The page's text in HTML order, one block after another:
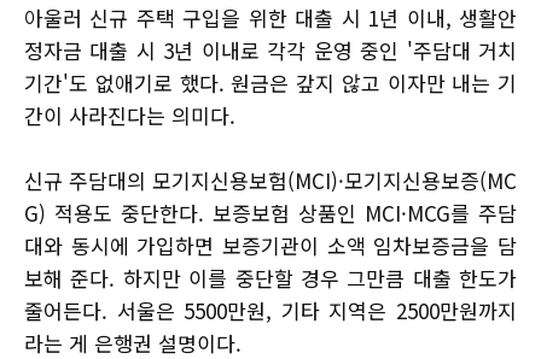
아울러 신규 주택 구입을 위한 대출 시 1년 이내, 생활안
정자금 대출 시 3년 이내로 각각 운영 중인 '주담대 거치
기간'도 없애기로 했다. 원금은 갚지 않고 이자만 내는 기
간이 사라진다는 의미다.
신규 주담대의 모기지신용보험(MCI)·모기지신용보증(MC
G) 적용도 중단한다. 보증보험 상품인 MCI·MCG를 주담
대와 동시에 가입하면 보증기관이 소액 임차보증금을 담
보해 준다. 하지만 이를 중단할 경우 그만큼 대출 한도가
줄어든다. 서울은 5500만원, 기타 지역은 2500만원까지
라는 게 은행권 설명이다.